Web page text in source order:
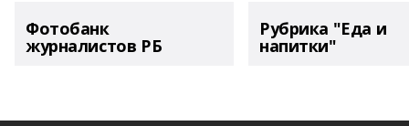
Фотобанк
журналистов РБ
Рубрика "Еда и
напитки"